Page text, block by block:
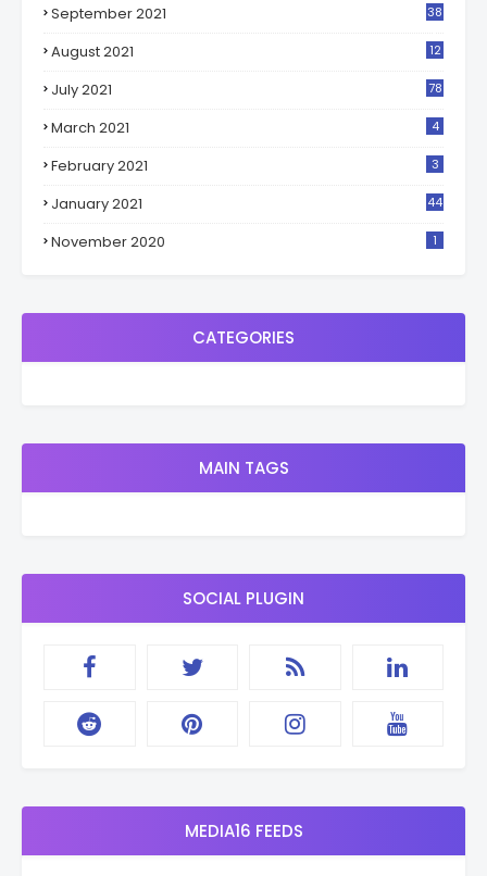
September 2021
38
August 2021
12
July 2021 78
March 2021 4
February 2021 3
January 2021 44
November 2020 1
CATEGORIES
MAIN TAGS
SOCIAL PLUGIN
MEDIA16 FEEDS